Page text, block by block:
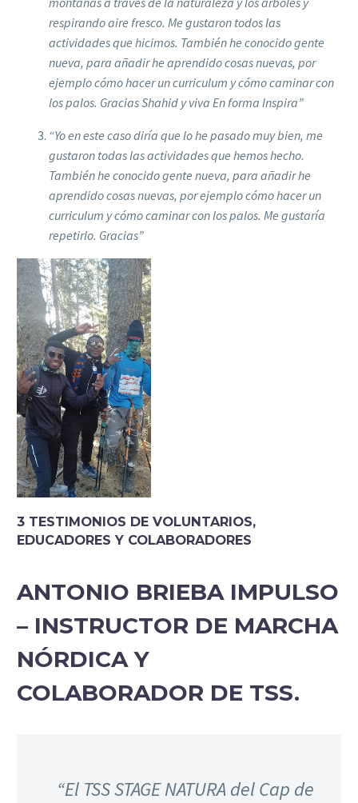
respirando aire fresco. Me gustaron todos las
actividades que hicimos. También he conocido gente
nueva, para añadir he aprendido cosas nuevas, por
ejemplo cómo hacer un curriculum y cómo caminar con
los palos. Gracias Shahid y viva En forma Inspira”
“Yo en este caso diría que lo he pasado muy bien, me
gustaron todas las actividades que hemos hecho.
También he conocido gente nueva, para añadir he
aprendido cosas nuevas, por ejemplo cómo hacer un
curriculum y cómo caminar con los palos. Me gustaría
repetirlo. Gracias”
3 TESTIMONIOS DE VOLUNTARIOS,
EDUCADORES Y COLABORADORES
ANTONIO BRIEBA IMPULSO
– INSTRUCTOR DE MARCHA
NÓRDICA Y
COLABORADOR DE TSS.
“El TSS STAGE NATURA del Cap de